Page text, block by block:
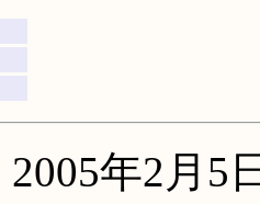
2005年2月5